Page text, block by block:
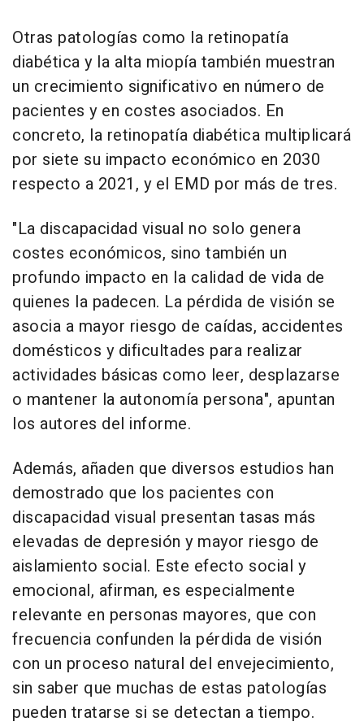
Otras patologías como la retinopatía
diabética y la alta miopía también muestran
un crecimiento significativo en número de
pacientes y en costes asociados. En
concreto, la retinopatía diabética multiplicará
por siete su impacto económico en 2030
respecto a 2021, y el EMD por más de tres.
"La discapacidad visual no solo genera
costes económicos, sino también un
profundo impacto en la calidad de vida de
quienes la padecen. La pérdida de visión se
asocia a mayor riesgo de caídas, accidentes
domésticos y dificultades para realizar
actividades básicas como leer, desplazarse
o mantener la autonomía persona", apuntan
los autores del informe.
Además, añaden que diversos estudios han
demostrado que los pacientes con
discapacidad visual presentan tasas más
elevadas de depresión y mayor riesgo de
aislamiento social. Este efecto social y
emocional, afirman, es especialmente
relevante en personas mayores, que con
frecuencia confunden la pérdida de visión
con un proceso natural del envejecimiento,
sin saber que muchas de estas patologías
pueden tratarse si se detectan a tiempo.